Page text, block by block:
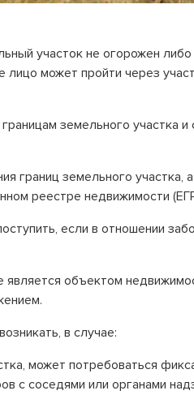
участок не огорожен
может пройти через
земельного участка
границ земельного
реестре недвижимости
если в отношении
объектом
в случае:
может потребоваться
с соседями или органами